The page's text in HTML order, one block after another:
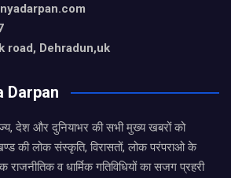
road, Dehradun,uk
Darpan
देश और दुनियाभर की सभी मुख्य खबरों को
की लोक संस्कृति, विरासतों, लोक परंपराओ के
व धार्मिक गतिविधियों का सजग प्रहरी